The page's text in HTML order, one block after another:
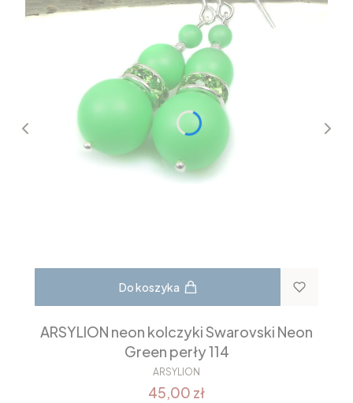
Do koszyka
ARSYLION neon kolczyki Swarovski Neon
Green perły 114
ARSYLION
45,00 zł